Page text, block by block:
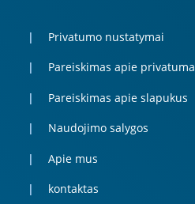
Privatumo nustatymai
Pareiskimas apie privatuma
Pareiskimas apie slapukus
Naudojimo salygos
Apie mus
kontaktas